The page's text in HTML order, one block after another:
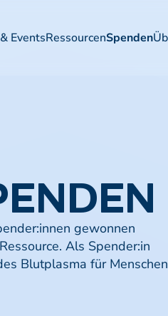
EventsRessourcenSpenden
gewonnen
Als Spender:in
Blutplasma für Menschen